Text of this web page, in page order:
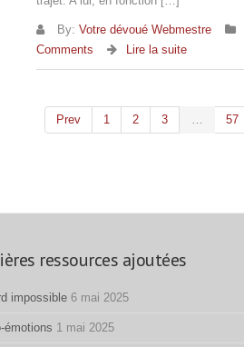
By: Votre dévoué Webmestre
Comments
Lire la suite
Prev 1 2 3 … 57
ressources ajoutées
impossible 6 mai 2025
émotions 1 mai 2025